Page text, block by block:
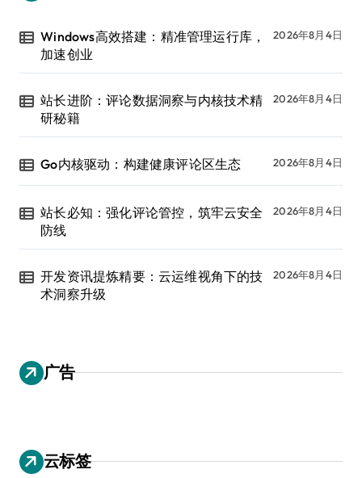
Windows高效搭建：精准管理运行库，
加速创业
2026年8月4日
站长进阶：评论数据洞察与内核技术精
研秘籍
2026年8月4日
Go内核驱动：构建健康评论区生态 2026年8月4日
站长必知：强化评论管控，筑牢云安全
防线
2026年8月4日
开发资讯提炼精要：云运维视角下的技
术洞察升级
2026年8月4日
广告
云标签